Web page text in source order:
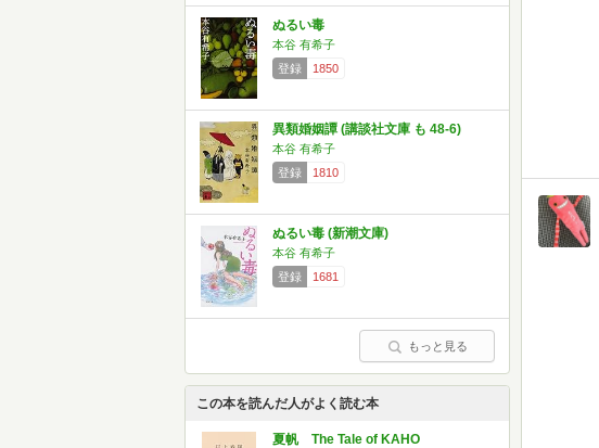
ぬるい毒
本谷 有希子
登録
1850
異類婚姻譚 (講談社文庫 も 48-6)
本谷 有希子
登録
1810
ぬるい毒 (新潮文庫)
本谷 有希子
登録
1681
もっと見る
この本を読んだ人がよく読む本
夏帆 The Tale of KAHO